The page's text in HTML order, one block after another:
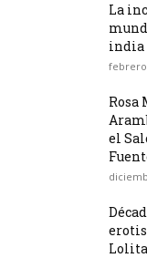
La
india
febrero
Rosa
el